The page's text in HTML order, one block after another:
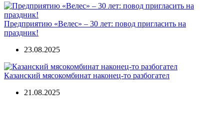
Предприятию «Велес» – 30 лет: повод пригласить на
праздник!
23.08.2025
Казанский мясокомбинат наконец-то разбогател
21.08.2025